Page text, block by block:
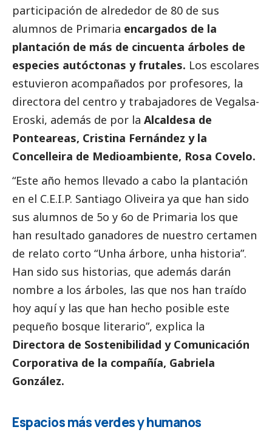
participación de alrededor de 80 de sus
alumnos de Primaria encargados de la
plantación de más de cincuenta árboles de
especies autóctonas y frutales. Los escolares
estuvieron acompañados por profesores, la
directora del centro y trabajadores de Vegalsa-
Eroski, además de por la Alcaldesa de
Ponteareas, Cristina Fernández y la
Concelleira de Medioambiente, Rosa Covelo.
“Este año hemos llevado a cabo la plantación
en el C.E.I.P. Santiago Oliveira ya que han sido
sus alumnos de 5o y 6o de Primaria los que
han resultado ganadores de nuestro certamen
de relato corto “Unha árbore, unha historia”.
Han sido sus historias, que además darán
nombre a los árboles, las que nos han traído
hoy aquí y las que han hecho posible este
pequeño bosque literario”, explica la
Directora de Sostenibilidad y Comunicación
Corporativa de la compañía, Gabriela
González.
Espacios más verdes y humanos